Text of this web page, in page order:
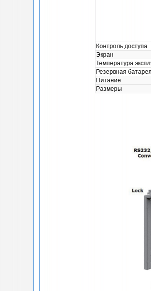
Контроль доступа
Экран
Температура
Резервная
Питание
Размеры